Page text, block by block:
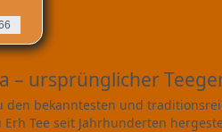
– ursprünglicher
den bekanntesten und
Erh Tee seit Jahrhunderten